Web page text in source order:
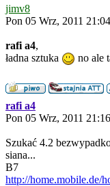
jimv8
Pon 05 Wrz, 2011 21:04
rafi a4,
ładna sztuka
no ale
rafi a4
Pon 05 Wrz, 2011 21:16
Szukać 4.2
siana...
B7
http://home.mobile.de/